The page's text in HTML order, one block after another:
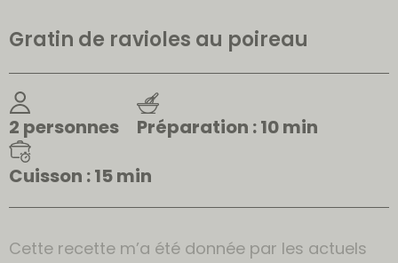
Gratin de ravioles au poireau
2 personnes
Préparation : 10 min
Cuisson : 15 min
Cette recette m’a été donnée par les actuels